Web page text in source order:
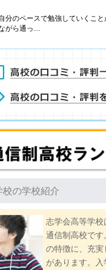
分のペースで勉強していくこ
がら通っ…
の学校紹介
志学会高等学校
通信制高校で
の特徴に、充実
があります。